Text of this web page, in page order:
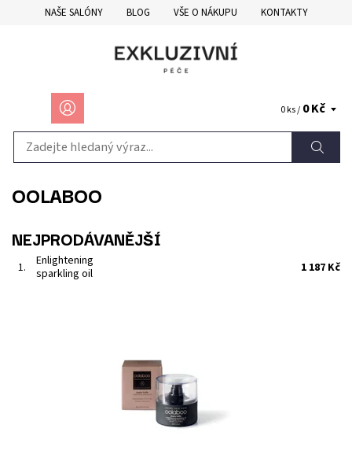
NAŠE SALÓNY BLOG VŠE O NÁKUPU KONTAKTY
0 ks / 0 Kč
OOLABOO
NEJPRODÁVANĚJŠÍ
1.
Enlightening
sparkling oil
1 187 Kč